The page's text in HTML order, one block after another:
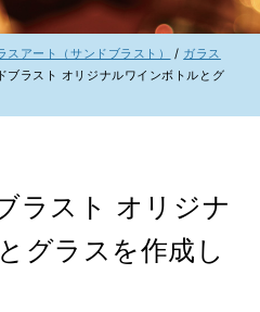
スアート（サンドブラスト） / ガラス
ラスト オリジナルワインボトルとグ
スト オリジナ
グラスを作成し